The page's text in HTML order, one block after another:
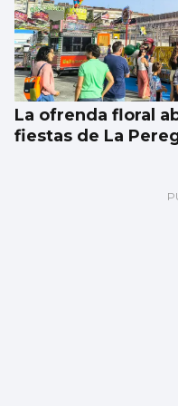
La ofrenda floral
fiestas de La